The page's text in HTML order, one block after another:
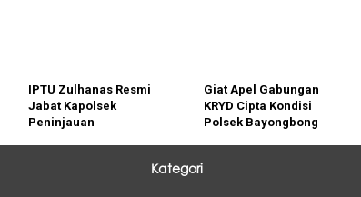
IPTU Zulhanas Resmi
Jabat Kapolsek
Peninjauan
Giat Apel Gabungan
KRYD Cipta Kondisi
Polsek Bayongbong
Kategori